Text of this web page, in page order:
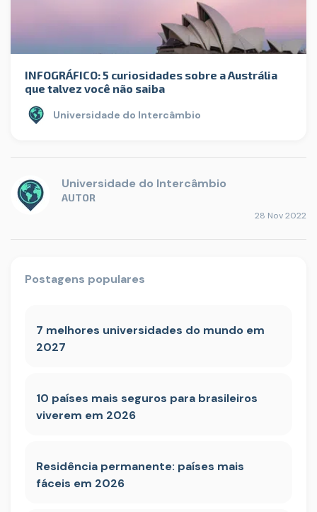
INFOGRÁFICO: 5 curiosidades sobre a Austrália
que talvez você não saiba
Universidade do Intercâmbio
Universidade do Intercâmbio
AUTOR
28 Nov 2022
Postagens populares
7 melhores universidades do mundo em
2027
10 países mais seguros para brasileiros
viverem em 2026
Residência permanente: países mais
fáceis em 2026